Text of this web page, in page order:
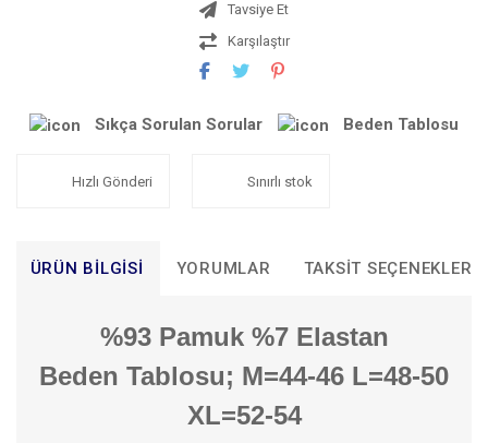
Tavsiye Et
Karşılaştır
Sıkça Sorulan Sorular Beden Tablosu
Hızlı Gönderi Sınırlı stok
ÜRÜN BILGISI YORUMLAR TAKSIT SEÇENEKLERI
%93 Pamuk %7 Elastan
Beden Tablosu; M=44-46 L=48-50
XL=52-54